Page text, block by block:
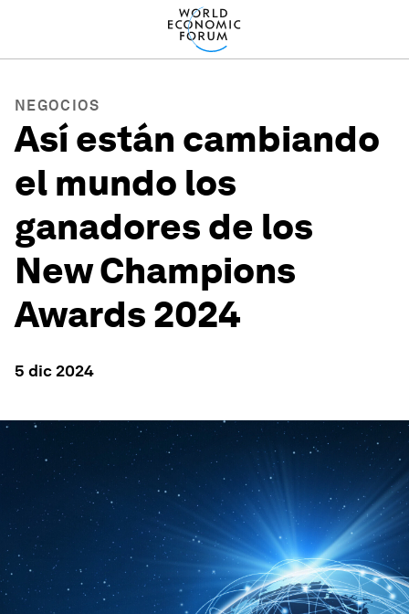
NEGOCIOS
Así están cambiando
el mundo los
ganadores de los
New Champions
Awards 2024
5 dic 2024